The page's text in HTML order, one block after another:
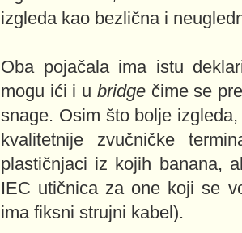
izgleda kao bezlična i
Oba pojačala ima istu
mogu ići i u bridgečime se
snage. Osim što bolje
kvalitetnije zvučničke
plastičnjaci iz kojih banana,
IEC utičnica za one koji se
ima fiksni strujni kabel).